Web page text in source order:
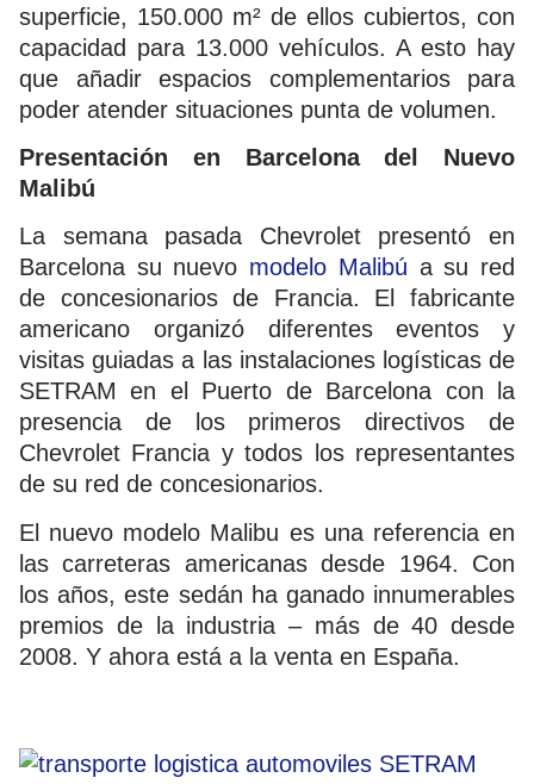
superficie, 150.000 m² de ellos cubiertos, con
capacidad para 13.000 vehículos. A esto hay
que añadir espacios complementarios para
poder atender situaciones punta de volumen.
Presentación en Barcelona del Nuevo
Malibú
La semana pasada Chevrolet presentó en
Barcelona su nuevo modelo Malibú a su red
de concesionarios de Francia. El fabricante
americano organizó diferentes eventos y
visitas guiadas a las instalaciones logísticas de
SETRAM en el Puerto de Barcelona con la
presencia de los primeros directivos de
Chevrolet Francia y todos los representantes
de su red de concesionarios.
El nuevo modelo Malibu es una referencia en
las carreteras americanas desde 1964. Con
los años, este sedán ha ganado innumerables
premios de la industria – más de 40 desde
2008. Y ahora está a la venta en España.